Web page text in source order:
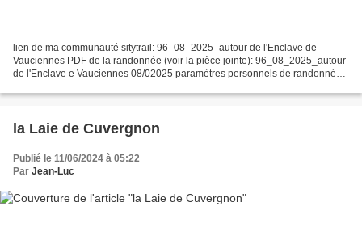
lien de ma communauté sitytrail: 96_08_2025_autour de l'Enclave de
Vauciennes PDF de la randonnée (voir la pièce jointe): 96_08_2025_autour
de l'Enclave e Vauciennes 08/02025 paramètres personnels de randonnée
la Laie de Cuvergnon
Publié le 11/06/2024 à 05:22
Par Jean-Luc